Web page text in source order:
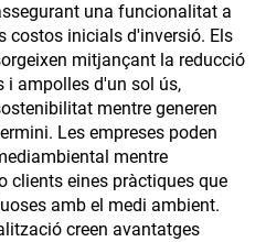
una funcionalitat a
costos inicials d'inversió. Els
mitjançant la reducció
i ampolles d'un sol ús,
mentre generen
Les empreses poden
mentre
clients eines pràctiques que
amb el medi ambient.
creen avantatges